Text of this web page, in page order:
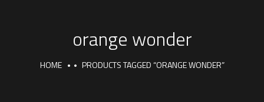
orange wonder
HOME PRODUCTS TAGGED “ORANGE WONDER”